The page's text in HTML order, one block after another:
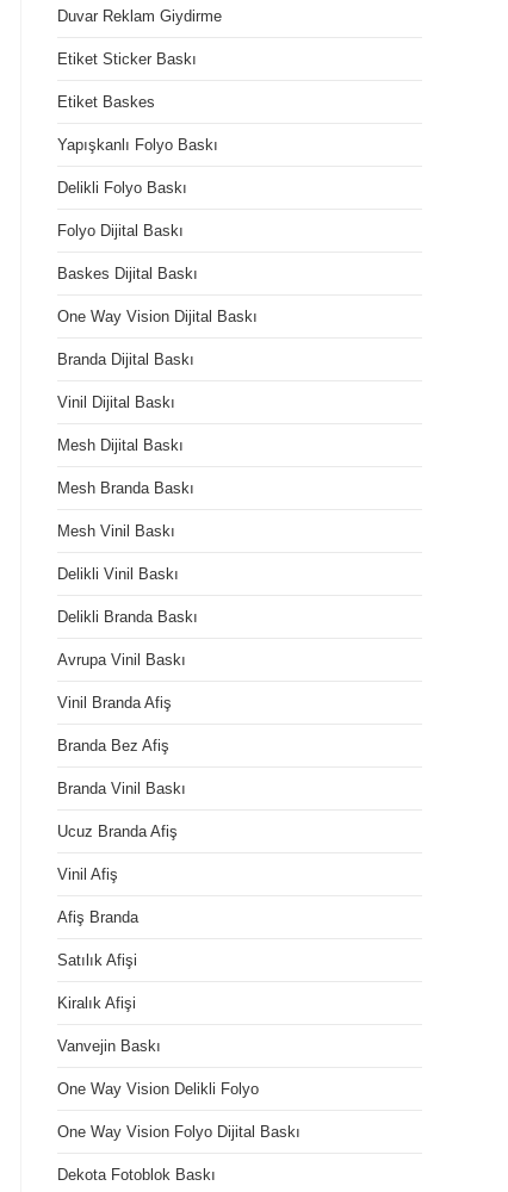
Duvar Reklam Giydirme
Etiket Sticker Baskı
Etiket Baskes
Yapışkanlı Folyo Baskı
Delikli Folyo Baskı
Folyo Dijital Baskı
Baskes Dijital Baskı
One Way Vision Dijital Baskı
Branda Dijital Baskı
Vinil Dijital Baskı
Mesh Dijital Baskı
Mesh Branda Baskı
Mesh Vinil Baskı
Delikli Vinil Baskı
Delikli Branda Baskı
Avrupa Vinil Baskı
Vinil Branda Afiş
Branda Bez Afiş
Branda Vinil Baskı
Ucuz Branda Afiş
Vinil Afiş
Afiş Branda
Satılık Afişi
Kiralık Afişi
Vanvejin Baskı
One Way Vision Delikli Folyo
One Way Vision Folyo Dijital Baskı
Dekota Fotoblok Baskı